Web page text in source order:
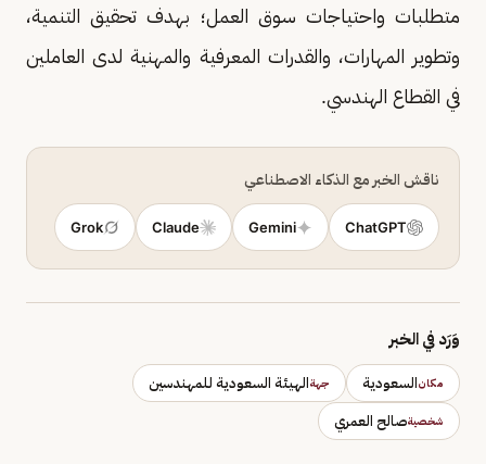
متطلبات واحتياجات سوق العمل؛ بهدف تحقيق التنمية،
وتطوير المهارات، والقدرات المعرفية والمهنية لدى العاملين
في القطاع الهندسي.
ناقش الخبر مع الذكاء الاصطناعي
ChatGPT
Gemini
Claude
Grok
وَرَد في الخبر
مكانالسعودية جهةالهيئة السعودية للمهندسين
شخصيةصالح العمري